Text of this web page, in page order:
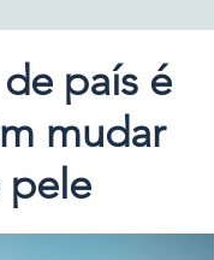
país é
mudar
pele